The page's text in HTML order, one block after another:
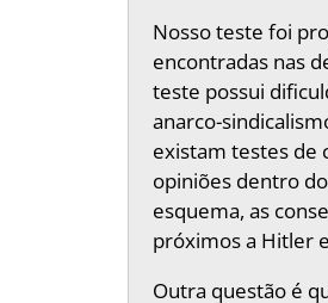
Nosso teste foi
encontradas nas
teste possui
anarco-
existam testes de
opiniões dentro
esquema, as
próximos a Hitler
Outra questão é